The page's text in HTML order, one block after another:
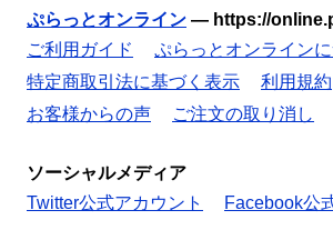
ぷらっとオンライン — https://
ご利用ガイド
ぷらっとオンライン
特定商取引法に基づく表示
利用規約
お客様からの声
ご注文の取り消し
ソーシャルメディア
Twitter公式アカウント
Facebook公